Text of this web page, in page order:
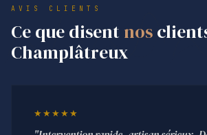
AVIS CLIENTS
Ce que disent nos
Champlâtreux
★★★★★